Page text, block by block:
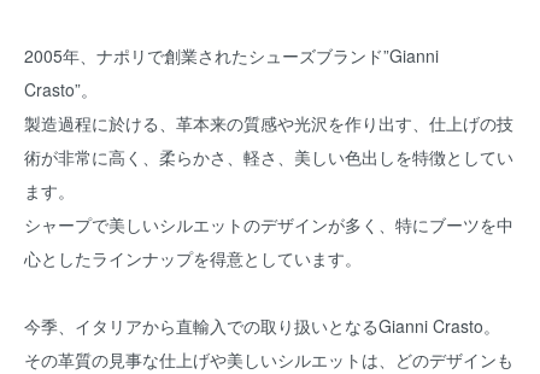
2005年、ナポリで創業されたシューズブランド”Gianni
Crasto”。
製造過程に於ける、革本来の質感や光沢を作り出す、仕上げの技
術が非常に高く、柔らかさ、軽さ、美しい色出しを特徴としてい
ます。
シャープで美しいシルエットのデザインが多く、特にブーツを中
心としたラインナップを得意としています。
今季、イタリアから直輸入での取り扱いとなるGianni Crasto。
その革質の見事な仕上げや美しいシルエットは、どのデザインも